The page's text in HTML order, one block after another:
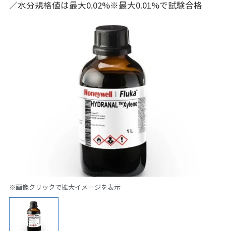
／水分規格値は最大0.02%※最大0.01%で試験合格
※画像クリックで拡大イメージを表示